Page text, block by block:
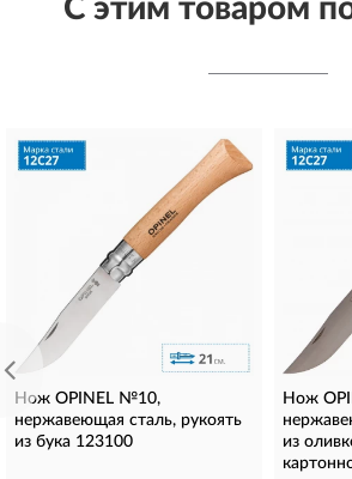
С этим товаром
Нож OPINEL №10,
нержавеющая сталь, рукоять
из бука 123100
Нож
из